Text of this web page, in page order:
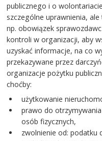
publicznego i o
szczególne uprawnienia,
np. obowiązek
kontroli w organizacji, aby
uzyskać informacje, na co
przekazywane przez
organizacje pożytku
choćby:
użytkowanie
prawo do
osób fizycznych,
zwolnienie od: podatku